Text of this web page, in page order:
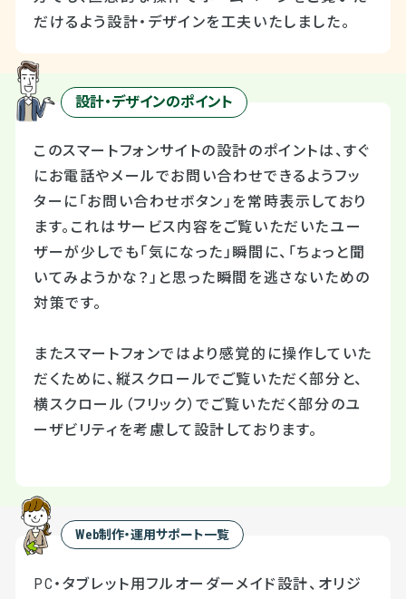
だけるよう設計・デザインを工夫いたしました。
設計・デザインのポイント
このスマートフォンサイトの設計のポイントは、すぐ
にお電話やメールでお問い合わせできるようフッ
ターに「お問い合わせボタン」を常時表示しており
ます。これはサービス内容をご覧いただいたユー
ザーが少しでも「気になった」瞬間に、「ちょっと聞
いてみようかな？」と思った瞬間を逃さないための
対策です。
またスマートフォンではより感覚的に操作していた
だくために、縦スクロールでご覧いただく部分と、
横スクロール（フリック）でご覧いただく部分のユ
ーザビリティを考慮して設計しております。
Web制作・運用サポート一覧
PC・タブレット用フルオーダーメイド設計、オリジ